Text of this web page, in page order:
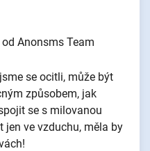
od Anonsms Team
se ocitli, může být
způsobem, jak
se s milovanou
jen ve vzduchu, měla by